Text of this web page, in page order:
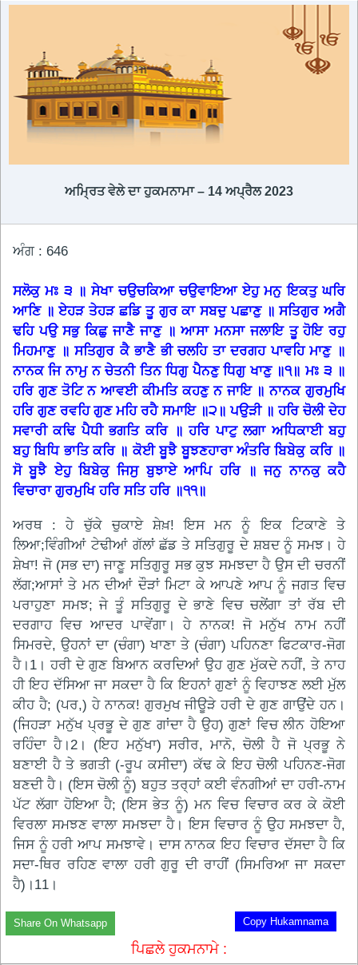
ਅਮ੍ਰਿਤ ਵੇਲੇ ਦਾ ਹੁਕਮਨਾਮਾ – 14 ਅਪ੍ਰੈਲ 2023
ਅੰਗ : 646
ਸਲੋਕੁ ਮਃ ੩ ॥ ਸੇਖਾ ਚਉਚਕਿਆ ਚਉਵਾਇਆ ਏਹੁ ਮਨੁ ਇਕਤੁ ਘਰਿ
ਆਣਿ ॥ ਏਹੜ ਤੇਹੜ ਛਡਿ ਤੂ ਗੁਰ ਕਾ ਸਬਦੁ ਪਛਾਣੁ ॥ ਸਤਿਗੁਰ ਅਗੈ
ਢਹਿ ਪਉ ਸਭੁ ਕਿਛੁ ਜਾਣੈ ਜਾਣੁ ॥ ਆਸਾ ਮਨਸਾ ਜਲਾਇ ਤੂ ਹੋਇ ਰਹੁ
ਮਿਹਮਾਣੁ ॥ ਸਤਿਗੁਰ ਕੈ ਭਾਣੈ ਭੀ ਚਲਹਿ ਤਾ ਦਰਗਹ ਪਾਵਹਿ ਮਾਣੁ ॥
ਨਾਨਕ ਜਿ ਨਾਮੁ ਨ ਚੇਤਨੀ ਤਿਨ ਧਿਗੁ ਪੈਨਣੁ ਧਿਗੁ ਖਾਣੁ ॥੧॥ ਮਃ ੩ ॥
ਹਰਿ ਗੁਣ ਤੋਟਿ ਨ ਆਵਈ ਕੀਮਤਿ ਕਹਣੁ ਨ ਜਾਇ ॥ ਨਾਨਕ ਗੁਰਮੁਖਿ
ਹਰਿ ਗੁਣ ਰਵਹਿ ਗੁਣ ਮਹਿ ਰਹੈ ਸਮਾਇ ॥੨॥ ਪਉੜੀ ॥ ਹਰਿ ਚੋਲੀ ਦੇਹ
ਸਵਾਰੀ ਕਢਿ ਪੈਧੀ ਭਗਤਿ ਕਰਿ ॥ ਹਰਿ ਪਾਟੁ ਲਗਾ ਅਧਿਕਾਈ ਬਹੁ
ਬਹੁ ਬਿਧਿ ਭਾਤਿ ਕਰਿ ॥ ਕੋਈ ਬੂਝੈ ਬੂਝਣਹਾਰਾ ਅੰਤਰਿ ਬਿਬੇਕੁ ਕਰਿ ॥
ਸੋ ਬੂਝੈ ਏਹੁ ਬਿਬੇਕੁ ਜਿਸੁ ਬੁਝਾਏ ਆਪਿ ਹਰਿ ॥ ਜਨੁ ਨਾਨਕੁ ਕਹੈ
ਵਿਚਾਰਾ ਗੁਰਮੁਖਿ ਹਰਿ ਸਤਿ ਹਰਿ ॥੧੧॥
ਅਰਥ : ਹੇ ਚੁੱਕੇ ਚੁਕਾਏ ਸ਼ੇਖ਼! ਇਸ ਮਨ ਨੂੰ ਇਕ ਟਿਕਾਣੇ ਤੇ
ਲਿਆ;ਵਿੰਗੀਆਂ ਟੇਢੀਆਂ ਗੱਲਾਂ ਛੱਡ ਤੇ ਸਤਿਗੁਰੂ ਦੇ ਸ਼ਬਦ ਨੂੰ ਸਮਝ। ਹੇ
ਸ਼ੇਖਾ! ਜੋ (ਸਭ ਦਾ) ਜਾਣੂ ਸਤਿਗੁਰੂ ਸਭ ਕੁਝ ਸਮਝਦਾ ਹੈ ਉਸ ਦੀ ਚਰਨੀਂ
ਲੱਗ;ਆਸਾਂ ਤੇ ਮਨ ਦੀਆਂ ਦੌੜਾਂ ਮਿਟਾ ਕੇ ਆਪਣੇ ਆਪ ਨੂੰ ਜਗਤ ਵਿਚ
ਪਰਾਹੁਣਾ ਸਮਝ; ਜੇ ਤੂੰ ਸਤਿਗੁਰੂ ਦੇ ਭਾਣੇ ਵਿਚ ਚਲੇਂਗਾ ਤਾਂ ਰੱਬ ਦੀ
ਦਰਗਾਹ ਵਿਚ ਆਦਰ ਪਾਵੇਂਗਾ। ਹੇ ਨਾਨਕ! ਜੋ ਮਨੁੱਖ ਨਾਮ ਨਹੀਂ
ਸਿਮਰਦੇ, ਉਹਨਾਂ ਦਾ (ਚੰਗਾ) ਖਾਣਾ ਤੇ (ਚੰਗਾ) ਪਹਿਨਣਾ ਫਿਟਕਾਰ-ਜੋਗ
ਹੈ।1। ਹਰੀ ਦੇ ਗੁਣ ਬਿਆਨ ਕਰਦਿਆਂ ਉਹ ਗੁਣ ਮੁੱਕਦੇ ਨਹੀਂ, ਤੇ ਨਾਹ
ਹੀ ਇਹ ਦੱਸਿਆ ਜਾ ਸਕਦਾ ਹੈ ਕਿ ਇਹਨਾਂ ਗੁਣਾਂ ਨੂੰ ਵਿਹਾਝਣ ਲਈ ਮੁੱਲ
ਕੀਹ ਹੈ; (ਪਰ,) ਹੇ ਨਾਨਕ! ਗੁਰਮੁਖ ਜੀਊੜੇ ਹਰੀ ਦੇ ਗੁਣ ਗਾਉਂਦੇ ਹਨ।
(ਜਿਹੜਾ ਮਨੁੱਖ ਪ੍ਰਭੂ ਦੇ ਗੁਣ ਗਾਂਦਾ ਹੈ ਉਹ) ਗੁਣਾਂ ਵਿਚ ਲੀਨ ਹੋਇਆ
ਰਹਿੰਦਾ ਹੈ।2। (ਇਹ ਮਨੁੱਖਾ) ਸਰੀਰ, ਮਾਨੋ, ਚੋਲੀ ਹੈ ਜੋ ਪ੍ਰਭੂ ਨੇ
ਬਣਾਈ ਹੈ ਤੇ ਭਗਤੀ (-ਰੂਪ ਕਸੀਦਾ) ਕੱਢ ਕੇ ਇਹ ਚੋਲੀ ਪਹਿਨਣ-ਜੋਗ
ਬਣਦੀ ਹੈ। (ਇਸ ਚੋਲੀ ਨੂੰ) ਬਹੁਤ ਤਰ੍ਹਾਂ ਕਈ ਵੰਨਗੀਆਂ ਦਾ ਹਰੀ-ਨਾਮ
ਪੱਟ ਲੱਗਾ ਹੋਇਆ ਹੈ; (ਇਸ ਭੇਤ ਨੂੰ) ਮਨ ਵਿਚ ਵਿਚਾਰ ਕਰ ਕੇ ਕੋਈ
ਵਿਰਲਾ ਸਮਝਣ ਵਾਲਾ ਸਮਝਦਾ ਹੈ। ਇਸ ਵਿਚਾਰ ਨੂੰ ਉਹ ਸਮਝਦਾ ਹੈ,
ਜਿਸ ਨੂੰ ਹਰੀ ਆਪ ਸਮਝਾਵੇ। ਦਾਸ ਨਾਨਕ ਇਹ ਵਿਚਾਰ ਦੱਸਦਾ ਹੈ ਕਿ
ਸਦਾ-ਥਿਰ ਰਹਿਣ ਵਾਲਾ ਹਰੀ ਗੁਰੂ ਦੀ ਰਾਹੀਂ (ਸਿਮਰਿਆ ਜਾ ਸਕਦਾ
ਹੈ)।11।
Copy Hukamnama
Share On Whatsapp
ਪਿਛਲੇ ਹੁਕਮਨਾਮੇ :